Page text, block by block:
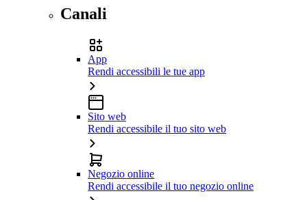
Canali
App
Rendi accessibili le tue app
Sito web
Rendi accessibile il tuo sito web
Negozio online
Rendi accessibile il tuo negozio online